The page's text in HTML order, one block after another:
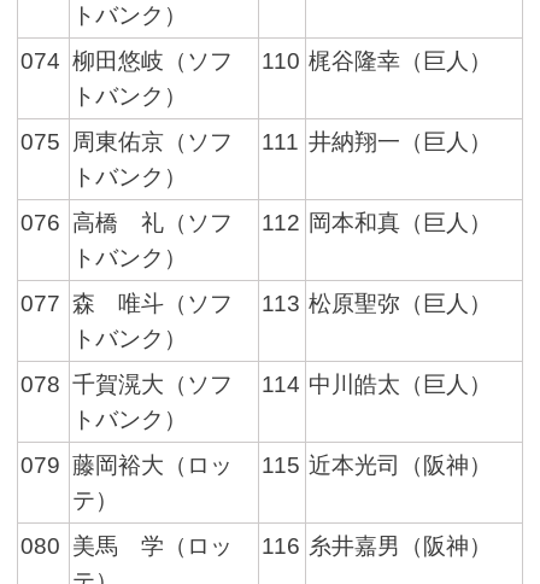
トバンク）
074 柳田悠岐（ソフ
トバンク）
110 梶谷隆幸（巨人）
075
周東佑京（ソフ
トバンク）
111 井納翔一（巨人）
076 高橋 礼（ソフ
トバンク）
112 岡本和真（巨人）
077 森 唯斗（ソフ
トバンク）
113 松原聖弥（巨人）
078 千賀滉大（ソフ
トバンク）
114 中川皓太（巨人）
079 藤岡裕大（ロッ
テ）
115 近本光司（阪神）
080 美馬 学（ロッ
116 糸井嘉男（阪神）